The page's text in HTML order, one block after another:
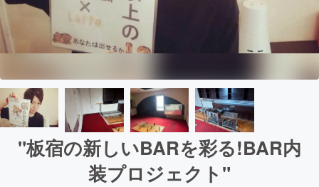
"板宿の新しいBARを彩る!BAR内
装プロジェクト"